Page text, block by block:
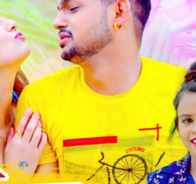
में महाधमाका, ‘सिर्फ आपके’ की शूटिंग लखनऊ और भोपाल में हुई पूरी”